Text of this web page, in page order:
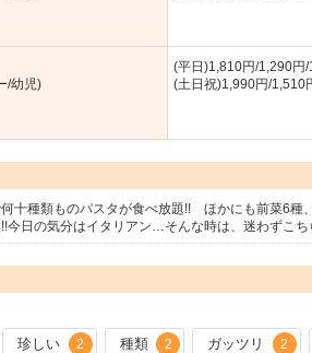
/幼児)
(平日)1,810円/1,290円
(土日祝)1,990円/1,510
十種類ものパスタが食べ放題!! ほかにも前菜6種
今日の気分はイタリアン…そんな時は、迷わずこち
珍しい 2 種類 2 ガッツリ 2